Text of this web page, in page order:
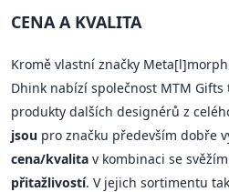
CENA A KVALITA
Kromě vlastní značky
Dhink nabízí společnost MTM
produkty dalších designérů z
jsou pro značku především dobře
cena/kvalita v kombinaci se
přitažlivostí. V jejich sortimentu